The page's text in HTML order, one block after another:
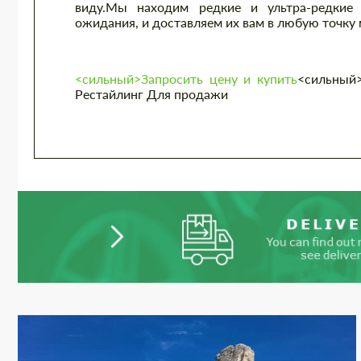
виду.Мы находим редкие и ультра-редкие
ожидания, и доставляем их вам в любую точку
<сильный>Запросить цену и купить
Рестайлинг Для продажи